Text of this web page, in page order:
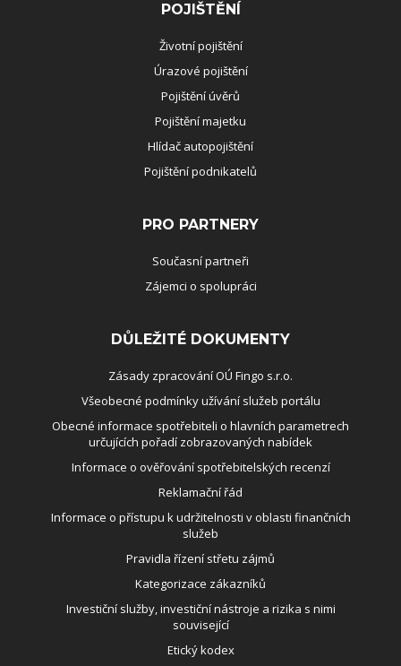
POJIŠTĚNÍ
Životní pojištění
Úrazové pojištění
Pojištění úvěrů
Pojištění majetku
Hlídač autopojištění
Pojištění podnikatelů
PRO PARTNERY
Současní partneři
Zájemci o spolupráci
DŮLEŽITÉ DOKUMENTY
Zásady zpracování OÚ Fingo s.r.o.
Všeobecné podmínky užívání služeb portálu
Obecné informace spotřebiteli o hlavních parametrech
určujících pořadí zobrazovaných nabídek
Informace o ověřování spotřebitelských recenzí
Reklamační řád
Informace o přístupu k udržitelnosti v oblasti finančních
služeb
Pravidla řízení střetu zájmů
Kategorizace zákazníků
Investiční služby, investiční nástroje a rizika s nimi
související
Etický kodex